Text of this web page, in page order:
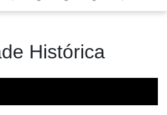
Histórica